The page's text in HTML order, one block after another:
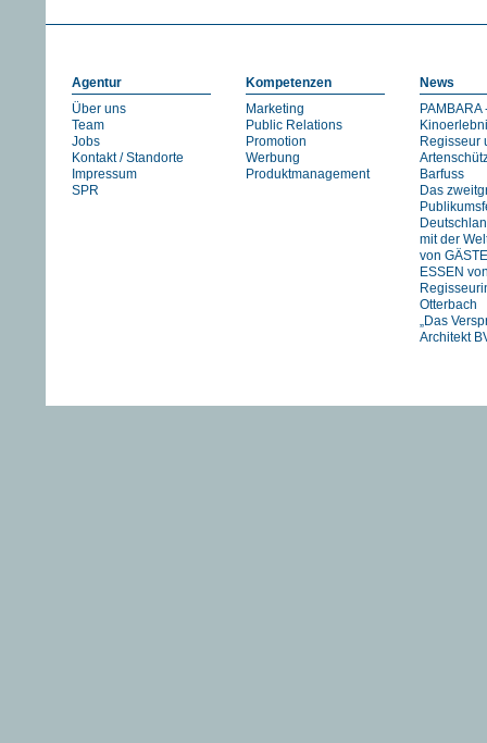
Agentur
Über uns
Team
Jobs
Kontakt / Standorte
Impressum
SPR
Kompetenzen
Marketing
Public Relations
Promotion
Werbung
Produktmanagement
News
Regisseur
Barfuss
Das
mit der
von
ESSEN
Otterbach
„Das
Architekt
exklusiv in